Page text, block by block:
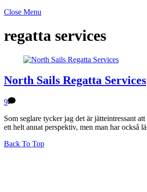
Close Menu
regatta services
North Sails Regatta Services
9
Som seglare tycker jag det är jätteintressant
ett helt annat perspektiv, men man har
Back To Top